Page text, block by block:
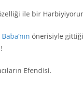
ile bir
önerisiyle
Efendisi.